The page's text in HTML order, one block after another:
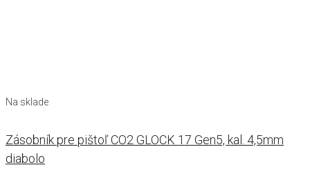
Na sklade
Zásobník pre pištoľ CO2 GLOCK 17 Gen5, kal. 4,5mm
diabolo